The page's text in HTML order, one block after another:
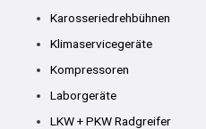
Karosseriedrehbühnen
Klimaservicegeräte
Kompressoren
Laborgeräte
LKW + PKW Radgreifer